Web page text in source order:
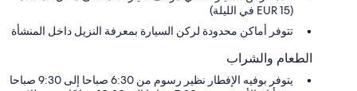
(EUR 15 في الليلة)
تتوفر أماكن محدودة لركن السيارة بمعرفة النزيل داخل المنشأة
الطعام والشراب
يتوفر بوفيه الإفطار نظير رسوم من 6:30 صباحا إلى 9:30 صباحا